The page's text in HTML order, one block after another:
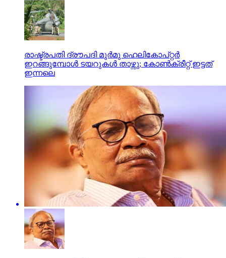
രാഷ്ട്രപതി ദ്രൗപദി മുര്‍മു ഹെലികോപ്റ്റര്‍
ഇറങ്ങുമ്പോള്‍ ടയറുകള്‍ താഴ്ന്നു; കോണ്‍ക്രീറ്റ് ഇട്ടത്
ഇന്നലെ